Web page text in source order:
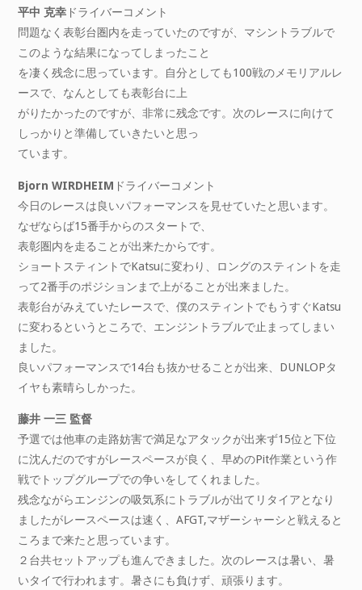
平中 克幸 ドライバーコメント
問題なく表彰台圏内を走っていたのですが、マシントラブルで
このような結果になってしまったこと
を凄く残念に思っています。自分としても100戦のメモリアルレ
ースで、なんとしても表彰台に上
がりたかったのですが、非常に残念です。次のレースに向けて
しっかりと準備していきたいと思っ
ています。
Bjorn WIRDHEIM ドライバーコメント
今日のレースは良いパフォーマンスを見せていたと思います。
なぜならば15番手からのスタートで、
表彰圏内を走ることが出来たからです。
ショートスティントでKatsuに変わり、ロングのスティントを走
って2番手のポジションまで上がることが出来ました。
表彰台がみえていたレースで、僕のスティントでもうすぐKatsu
に変わるというところで、エンジントラブルで止まってしまい
ました。
良いパフォーマンスで14台も抜かせることが出来、DUNLOPタ
イヤも素晴らしかった。
藤井 一三 監督
予選では他車の走路妨害で満足なアタックが出来ず15位と下位
に沈んだのですがレースペースが良く、早めのPit作業という作
戦でトップグループでの争いをしてくれました。
残念ながらエンジンの吸気系にトラブルが出てリタイアとなり
ましたがレースペースは速く、AFGT,マザーシャーシと戦えると
ころまで来たと思っています。
２台共セットアップも進んできました。次のレースは暑い、暑
いタイで行われます。暑さにも負けず、頑張ります。